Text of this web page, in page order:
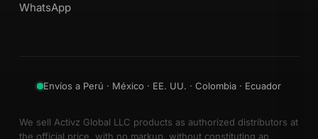
WhatsApp
Envíos a Perú · México · EE. UU. · Colombia · Ecuador
We sell Activz Global LLC products as authorized distributors at
the official price, with no markup, without constituting an